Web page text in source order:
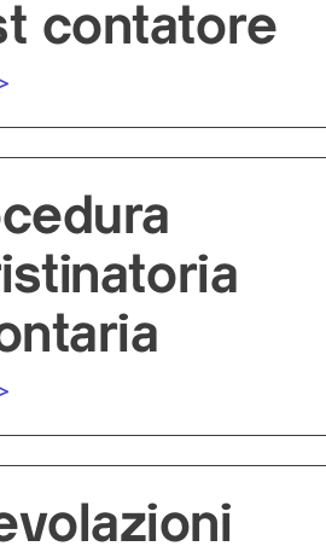
contatore